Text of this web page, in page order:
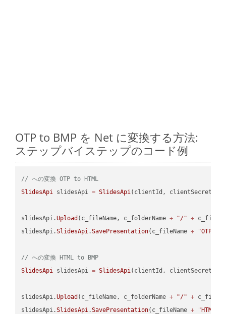
OTP to BMP を Net に変換する方法:
ステップバイステップのコード例
// への変換 OTP to HTML
SlidesApi slidesApi = SlidesApi(clientId, clientSecret);
slidesApi.Upload (c_fileName, c_folderName + "/" +
slidesApi.SlidesApi.SavePresentation(c_fileName + "OTP"
// への変換 HTML to BMP
SlidesApi slidesApi = SlidesApi(clientId, clientSecret);
slidesApi.Upload (c_fileName, c_folderName + "/" +
slidesApi.SlidesApi.SavePresentation(c_fileName + "HTML"